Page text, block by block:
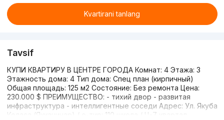
Kvartirani tanlang
Tavsif
КУПИ КВАРТИРУ В ЦЕНТРЕ ГОРОДА Комнат: 4 Этажа: 3
Этажность дома: 4 Тип дома: Спец план (кирпичный)
Общая площадь: 125 м2 Состояние: Без ремонта Цена:
230.000 $ ПРЕИМУЩЕСТВО: - тихий двор - развитая
инфраструктура - интеллигентные соседи Адрес: Ул. Якуба
Коласа (Яккачинар) / о-тир: 110 школа / Ц-7 квартал